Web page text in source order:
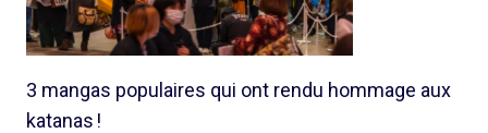
3 mangas populaires qui ont rendu hommage aux
katanas !